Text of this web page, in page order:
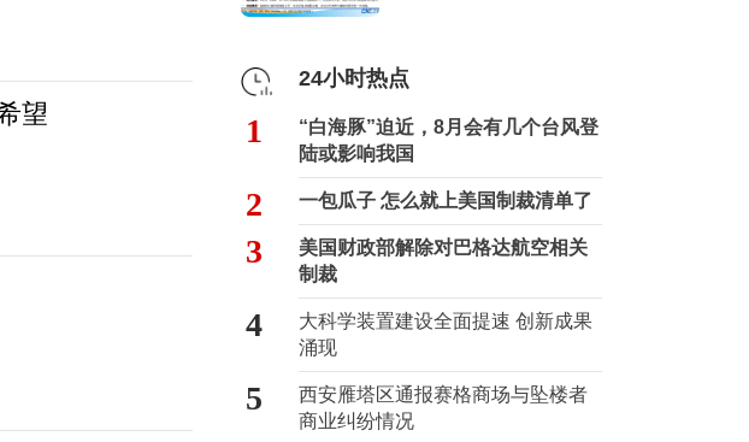
望
24小时热点
1
“白海豚”迫近，8月会有几个台风登
陆或影响我国
2 一包瓜子 怎么就上美国制裁清单了
3
美国财政部解除对巴格达航空相关
制裁
4
大科学装置建设全面提速 创新成果
涌现
5
西安雁塔区通报赛格商场与坠楼者
商业纠纷情况